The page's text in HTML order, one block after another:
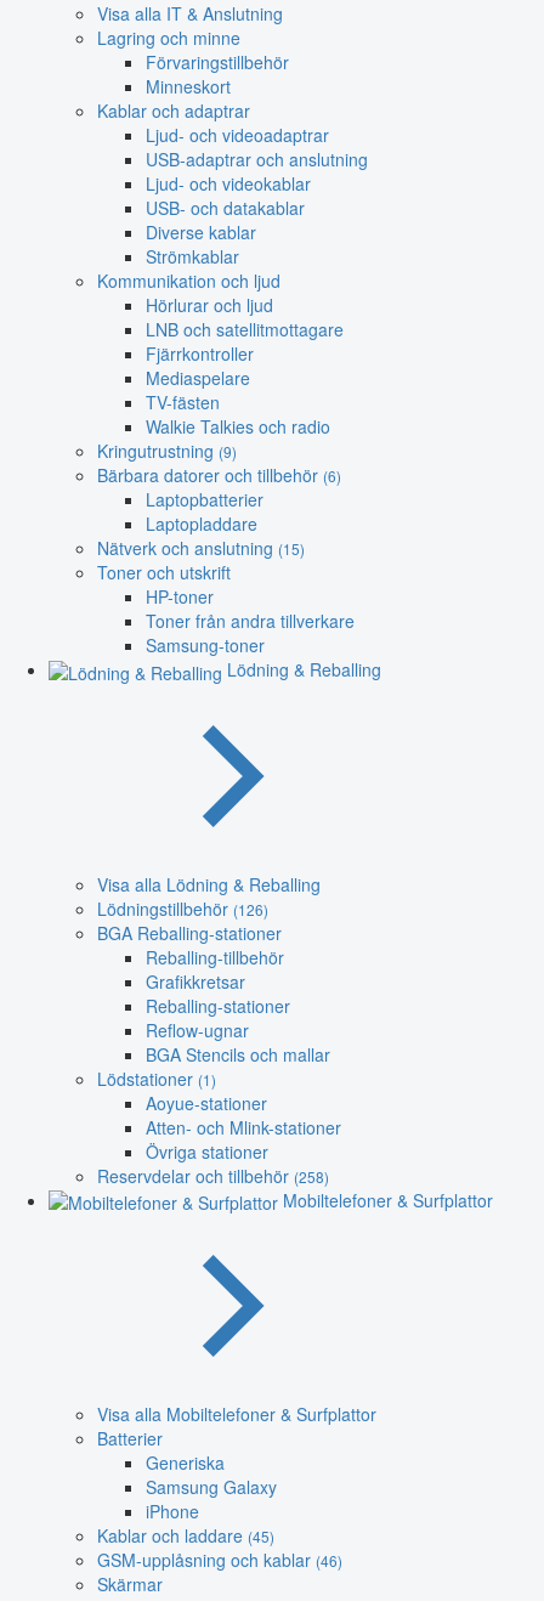
Visa alla IT & Anslutning
Lagring och minne
Förvaringstillbehör
Minneskort
Kablar och adaptrar
Ljud- och videoadaptrar
USB-adaptrar och anslutning
Ljud- och videokablar
USB- och datakablar
Diverse kablar
Strömkablar
Kommunikation och ljud
Hörlurar och ljud
LNB och satellitmottagare
Fjärrkontroller
Mediaspelare
TV-fästen
Walkie Talkies och radio
Kringutrustning (9)
Bärbara datorer och tillbehör (6)
Laptopbatterier
Laptopladdare
Nätverk och anslutning (15)
Toner och utskrift
HP-toner
Toner från andra tillverkare
Samsung-toner
Lödning & Reballing
Visa alla Lödning & Reballing
Lödningstillbehör (126)
BGA Reballing-stationer
Reballing-tillbehör
Grafikkretsar
Reballing-stationer
Reflow-ugnar
BGA Stencils och mallar
Lödstationer (1)
Aoyue-stationer
Atten- och Mlink-stationer
Övriga stationer
Reservdelar och tillbehör (258)
Mobiltelefoner & Surfplattor
Visa alla Mobiltelefoner & Surfplattor
Batterier
Generiska
Samsung Galaxy
iPhone
Kablar och laddare (45)
GSM-upplåsning och kablar (46)
Skärmar